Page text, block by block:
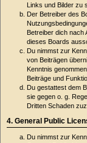
Links und Bilder zu
Der Betreiber des
Betreiber dich nach
dieses Boards
Du nimmst zur
von Beiträgen
Kenntnis
Beiträge und
Du gestattest dem
sie gegen o. g.
Dritten Schaden
4. General Public
Du nimmst zur